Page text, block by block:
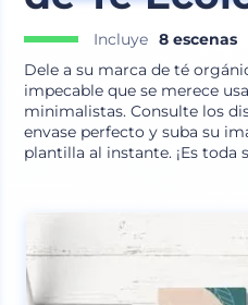
Incluye 8 escenas
Dele a su marca de té
impecable que se merece
minimalistas. Consulte los
envase perfecto y suba su
plantilla al instante. ¡Es toda